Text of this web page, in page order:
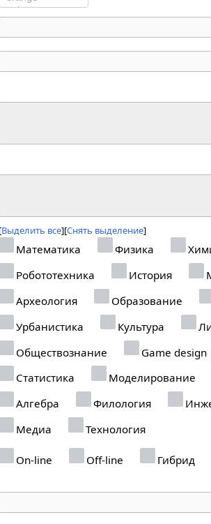
Выделить все Снять выделение
Математика Физика
Робототехника
История
Археология
Образование
Урбанистика
Культура
Обществознание
Game design
Статистика
Моделирование
Алгебра
Филология
Медиа
Технология
On-line Off-line
Гибрид